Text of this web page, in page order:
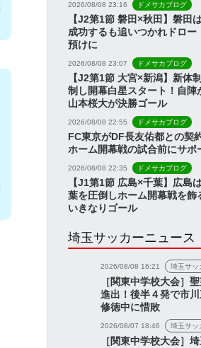
2026/08/08 23:16 ドメサカブログ
【J2第1節 磐田×秋田】磐田
成功するも追いつかれドロ
預けに
2026/08/08 23:07 ドメサカブログ
【J2第1節 大宮×新潟】新体
制し開幕白星スタート！自陣
山本桜大が決勝ゴール
2026/08/08 22:55 ドメサカブログ
FC東京がDF長友佑都との
ホーム開幕戦の試合前にサポ
2026/08/08 22:35 ドメサカブログ
【J1第1節 広島×千葉】広島
葉を圧倒しホーム開幕戦を
いきなりゴール
埼玉サッカーニュース
2026/08/08 16:21 埼玉サッ
［関東中学校大会］
進出！後半４発で市
修徳中に惜敗
2026/08/07 18:46 埼玉サッ
［関東中学校大会］